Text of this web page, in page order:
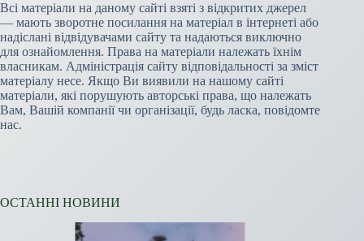
Всі матеріали на даному сайті взяті з відкритих джерел
— мають зворотне посилання на матеріал в інтернеті або
надіслані відвідувачами сайту та надаються виключно
для ознайомлення. Права на матеріали належать їхнім
власникам. Адміністрація сайту відповідальності за зміст
матеріалу несе. Якщо Ви виявили на нашому сайті
матеріали, які порушують авторські права, що належать
Вам, Вашій компанії чи організації, будь ласка, повідомте
нас.
ОСТАННІ НОВИНИ